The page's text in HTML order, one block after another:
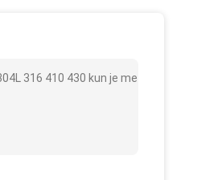
316 410 430 kun je me